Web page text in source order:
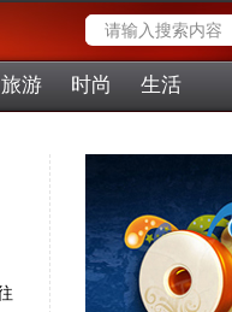
旅游 时尚 生活